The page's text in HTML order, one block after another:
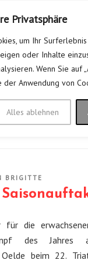
Privatsphäre
um Ihr
oder Inhalte
Wenn Sie auf
der Anwendung von
Alles ablehnen
bewegt sich was!
BRIGITTE
für die
des Jahres
Oelde beim 22.